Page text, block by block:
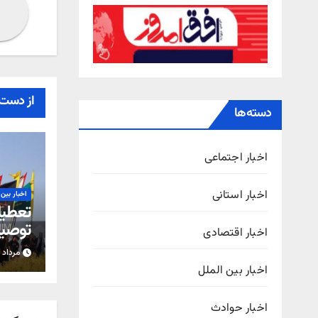
دسته‌ها
اخبار اجتماعی
اخبار استانی
اخبار اقتصادی
اخبار بین الملل
اخبار حوادث
از
اخبار
مرداد ۴, ۱۴۰۵